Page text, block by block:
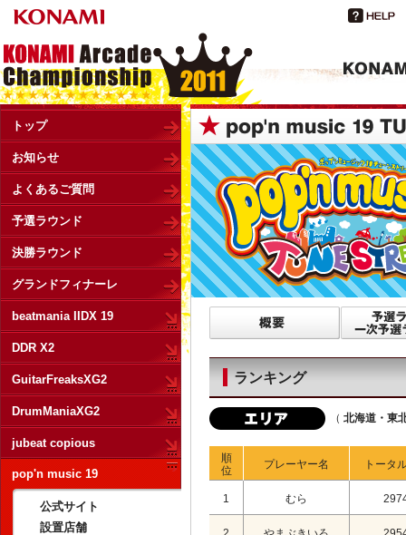
ランキング
（ 北海道・東
順
位
プレーヤー名 トータ
1 むら
トップ
お知らせ
よくあるご質問
予選ラウンド
決勝ラウンド
グランドフィナーレ
beatmania IIDX 19
DDR X2
GuitarFreaksXG2
DrumManiaXG2
jubeat copious
pop'n music 19
公式サイト
設置店舗